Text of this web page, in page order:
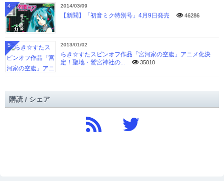
2014/03/09
【新聞】「初音ミク特別号」4月9日発売 46286
4
2013/01/02
らき☆すたスピンオフ作品「宮河家の空腹」アニメ化決
定！聖地・鷲宮神社の...
35010
5
購読 / シェア